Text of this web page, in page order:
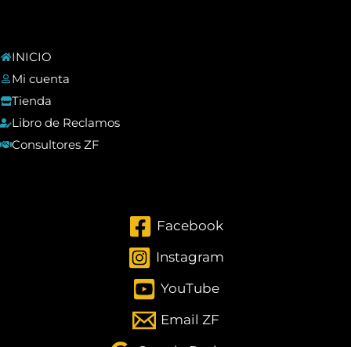
INICIO
Mi cuenta
Tienda
Libro de Reclamos
Consultores ZF
Facebook
Instagram
YouTube
Email ZF